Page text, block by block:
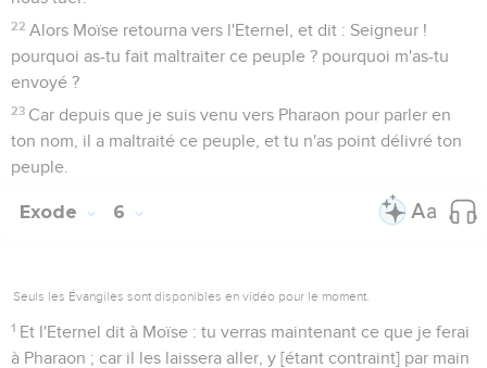
22 Alors Moïse retourna vers l'Eternel, et dit : Seigneur !
pourquoi as-tu fait maltraiter ce peuple ? pourquoi m'as-tu
envoyé ?
23 Car depuis que je suis venu vers Pharaon pour parler en
ton nom, il a maltraité ce peuple, et tu n'as point délivré ton
peuple.
Exode 6
Seuls les Évangiles sont disponibles en vidéo pour le moment.
1 Et l'Eternel dit à Moïse : tu verras maintenant ce que je ferai
à Pharaon ; car il les laissera aller, y [étant contraint] par main